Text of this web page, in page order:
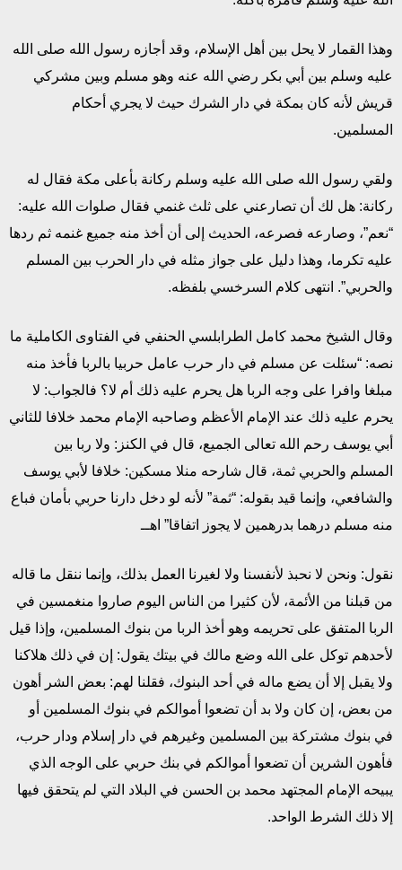
وهذا القمار لا يحل بين أهل الإسلام، وقد أجازه رسول الله صلى الله
عليه وسلم بين أبي بكر رضي الله عنه وهو مسلم وبين مشركي
قريش لأنه كان بمكة في دار الشرك حيث لا يجري أحكام
المسلمين.
ولقي رسول الله صلى الله عليه وسلم ركانة بأعلى مكة فقال له
ركانة: هل لك أن تصارعني على ثلث غنمي فقال صلوات الله عليه:
“نعم”، وصارعه فصرعه، الحديث إلى أن أخذ منه جميع غنمه ثم ردها
عليه تكرما، وهذا دليل على جواز مثله في دار الحرب بين المسلم
والحربي”. انتهى كلام السرخسي بلفظه.
وقال الشيخ محمد كامل الطرابلسي الحنفي في الفتاوى الكاملية ما
نصه: “سئلت عن مسلم في دار حرب عامل حربيا بالربا فأخذ منه
مبلغا وافرا على وجه الربا هل يحرم عليه ذلك أم لا؟ فالجواب: لا
يحرم عليه ذلك عند الإمام الأعظم وصاحبه الإمام محمد خلافا للثاني
أبي يوسف رحم الله تعالى الجميع، قال في الكنز: ولا ربا بين
المسلم والحربي ثمة، قال شارحه منلا مسكين: خلافا لأبي يوسف
والشافعي، وإنما قيد بقوله: “ثمة” لأنه لو دخل دارنا حربي بأمان فباع
منه مسلم درهما بدرهمين لا يجوز اتفاقا” اهــ
نقول: ونحن لا نحبذ لأنفسنا ولا لغيرنا العمل بذلك، وإنما ننقل ما قاله
من قبلنا من الأئمة، لأن كثيرا من الناس اليوم صاروا منغمسين في
الربا المتفق على تحريمه وهو أخذ الربا من بنوك المسلمين، وإذا قيل
لأحدهم توكل على الله وضع مالك في بيتك يقول: إن في ذلك هلاكنا
ولا يقبل إلا أن يضع ماله في أحد البنوك، فقلنا لهم: بعض الشر أهون
من بعض، إن كان ولا بد أن تضعوا أموالكم في بنوك المسلمين أو
في بنوك مشتركة بين المسلمين وغيرهم في دار إسلام ودار حرب،
فأهون الشرين أن تضعوا أموالكم في بنك حربي على الوجه الذي
يبيحه الإمام المجتهد محمد بن الحسن في البلاد التي لم يتحقق فيها
إلا ذلك الشرط الواحد.